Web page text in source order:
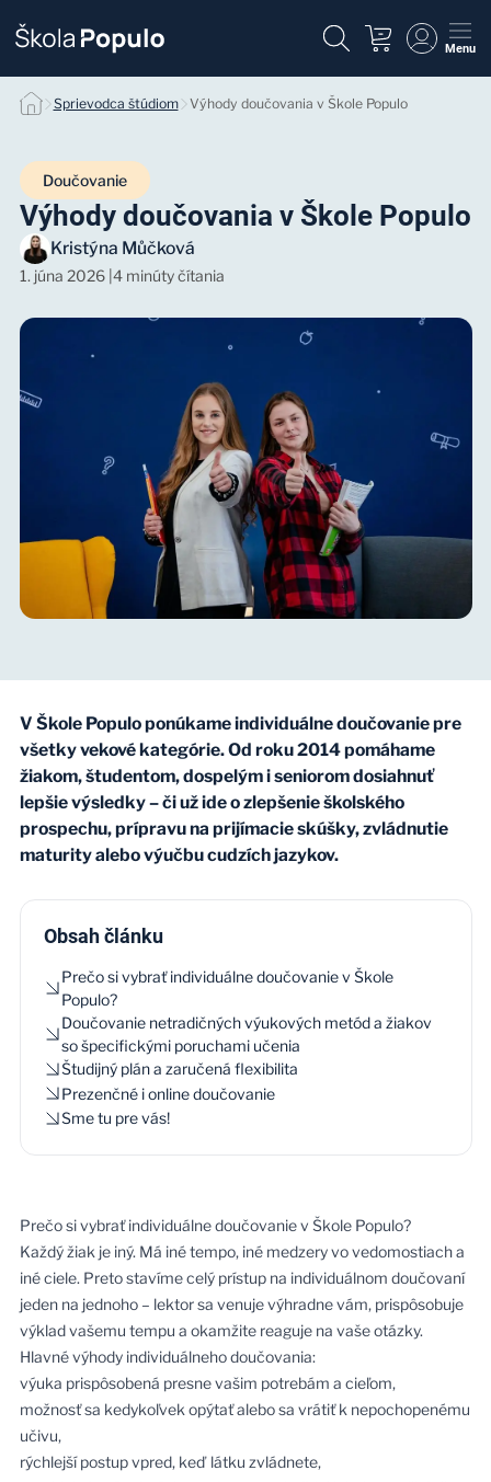
Menu
Sprievodca štúdiom Výhody doučovania v Škole Populo
Doučovanie
Výhody doučovania v Škole Populo
Kristýna Můčková
1. júna 2026| 4 minúty čítania
V Škole Populo ponúkame individuálne doučovanie pre
všetky vekové kategórie. Od roku 2014 pomáhame
žiakom, študentom, dospelým i seniorom dosiahnuť
lepšie výsledky – či už ide o zlepšenie školského
prospechu, prípravu na prijímacie skúšky, zvládnutie
maturityalebovýučbu cudzích jazykov.
Obsah článku
Prečo si vybrať individuálne doučovanie v Škole
Populo?
Doučovanie netradičných výukových metód a žiakov
so špecifickými poruchami učenia
Študijný plán a zaručená flexibilita
Prezenčné i online doučovanie
Sme tu pre vás!
Prečo si vybrať individuálne doučovanie v Škole Populo?
Každý žiak je iný. Má iné tempo, iné medzery vo vedomostiach a
iné ciele. Preto stavíme celý prístup na individuálnom doučovaní
jeden na jednoho – lektor sa venuje výhradne vám, prispôsobuje
výklad vašemu tempu a okamžite reaguje na vaše otázky.
Hlavné výhody individuálneho doučovania:
výuka prispôsobená presne vašim potrebám a cieľom,
možnosť sa kedykoľvek opýtať alebo sa vrátiť k nepochopenému
učivu,
rýchlejší postup vpred, keď látku zvládnete,